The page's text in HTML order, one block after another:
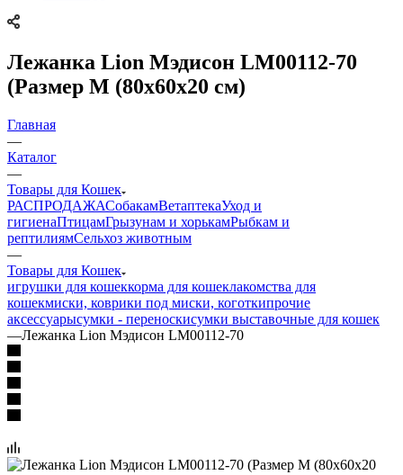
Лежанка Lion Мэдисон LM00112-70
(Размер M (80x60x20 см)
Главная
—
Каталог
—
Товары для Кошек
РАСПРОДАЖАСобакамВетаптекаУход и
гигиенаПтицамГрызунам и хорькамРыбкам и
рептилиямСельхоз животным
—
Товары для Кошек
игрушки для кошеккорма для кошеклакомства для
кошекмиски, коврики под миски, коготкипрочие
аксессуарысумки - переноскисумки выставочные для кошек
—Лежанка Lion Мэдисон LM00112-70